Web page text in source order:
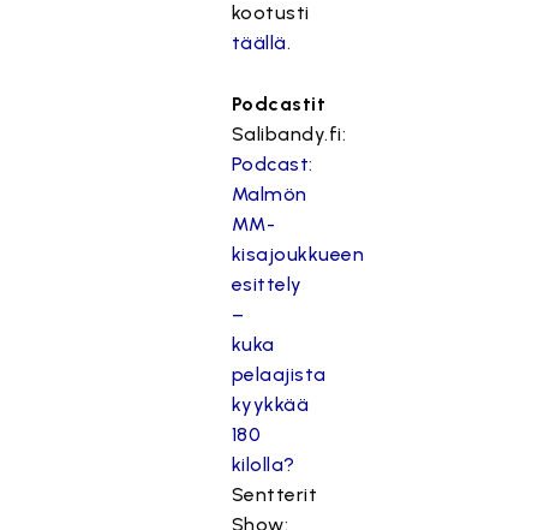
kootusti
täällä.
Podcastit
Salibandy.fi:
Podcast:
Malmön
MM-
kisajoukkueen
esittely
–
kuka
pelaajista
kyykkää
180
kilolla?
Sentterit
Show: